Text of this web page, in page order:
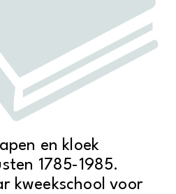
en kloek
1785-1985.
kweekschool voor